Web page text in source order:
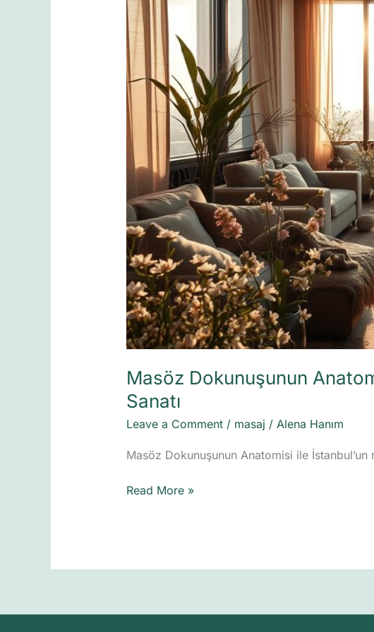
Masöz Dokunuşunun
Sanatı
Leave a Comment / masaj / Alena Hanım
Masöz Dokunuşunun Anatomisi ile
İstanbul’un
Ritmine
Uyum
Sağlayan
Terapi
Sanatı
Read More »